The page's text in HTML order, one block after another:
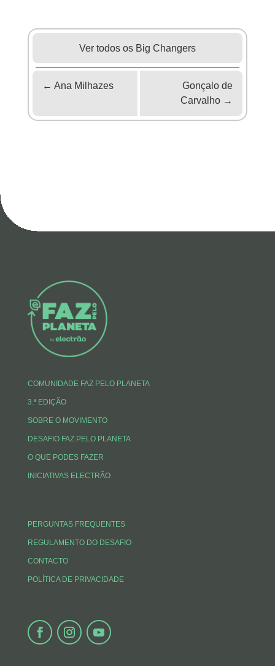
Ver todos os Big Changers
← Ana Milhazes
Gonçalo de
Carvalho →
COMUNIDADE FAZ PELO PLANETA
3.ª EDIÇÃO
SOBRE O MOVIMENTO
DESAFIO FAZ PELO PLANETA
O QUE PODES FAZER
INICIATIVAS ELECTRÃO
PERGUNTAS FREQUENTES
REGULAMENTO DO DESAFIO
CONTACTO
POLÍTICA DE PRIVACIDADE